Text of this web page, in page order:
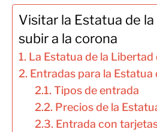
Visitar la Estatua de
subir a la corona
La Estatua de la Libertad
Entradas para la Estatua
Tipos de entrada
Precios de la
Entrada con